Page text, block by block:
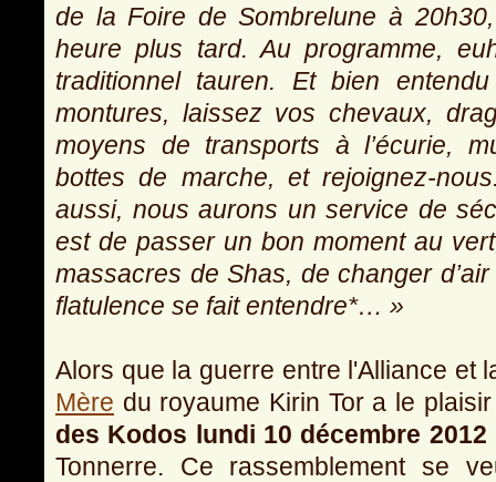
de la Foire de Sombrelune à
heure plus tard. Au programme,
traditionnel tauren. Et bien
montures, laissez vos chevaux,
moyens de transports à l’écurie,
bottes de marche, et rejoignez-
aussi, nous aurons un service de
est de passer un bon moment au
massacres de Shas, de changer
flatulence se fait entendre*… »
Alors que la guerre entre l'Alliance et
Mère du royaume Kirin Tor a le
des Kodos lundi 10 décembre 2012
Tonnerre. Ce rassemblement se